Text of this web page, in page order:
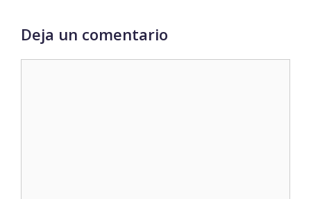
Deja un comentario